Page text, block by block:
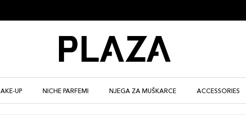
UP NICHE PARFEMI NJEGA ZA MUŠKARCE ACCESSORIES